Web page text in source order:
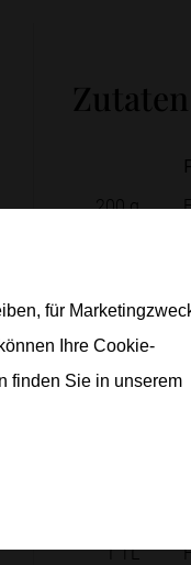
Zutaten
200g
250g
0.5TL
1TL
für
Ihre Cookie-
finden Sie in unserem